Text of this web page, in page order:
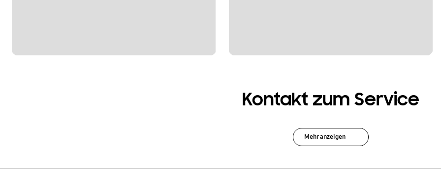
Kontakt zum Service
Mehr anzeigen